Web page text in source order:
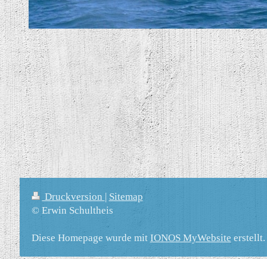
Druckversion | Sitemap
© Erwin Schultheis
Diese Homepage wurde mit IONOS MyWebsite erstellt.